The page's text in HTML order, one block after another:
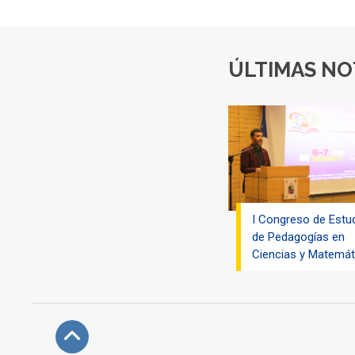
ÚLTIMAS
I Congreso de
de Pedagogías en
Ciencias y